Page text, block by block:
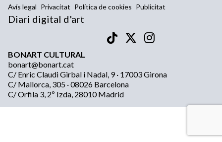
Avís legal Privacitat Política de cookies Publicitat
Diari digital d'art
BONART CULTURAL
bonart@bonart.cat
C/ Enric Claudi Girbal i Nadal, 9 · 17003 Girona
C/ Mallorca, 305 · 08026 Barcelona
C/ Orfila 3, 2º Izda, 28010 Madrid